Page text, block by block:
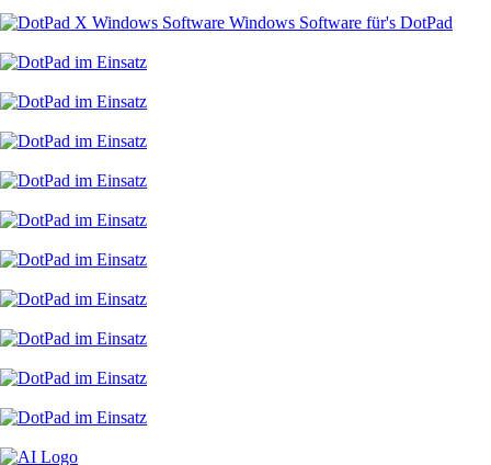
Windows Software für's DotPad